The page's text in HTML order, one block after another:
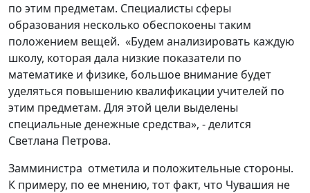
по этим предметам. Специалисты сферы
образования несколько обеспокоены таким
положением вещей. «Будем анализировать каждую
школу, которая дала низкие показатели по
математике и физике, большое внимание будет
уделяться повышению квалификации учителей по
этим предметам. Для этой цели выделены
специальные денежные средства», - делится
Светлана Петрова.
Замминистра отметила и положительные стороны.
К примеру, по ее мнению, тот факт, что Чувашия не